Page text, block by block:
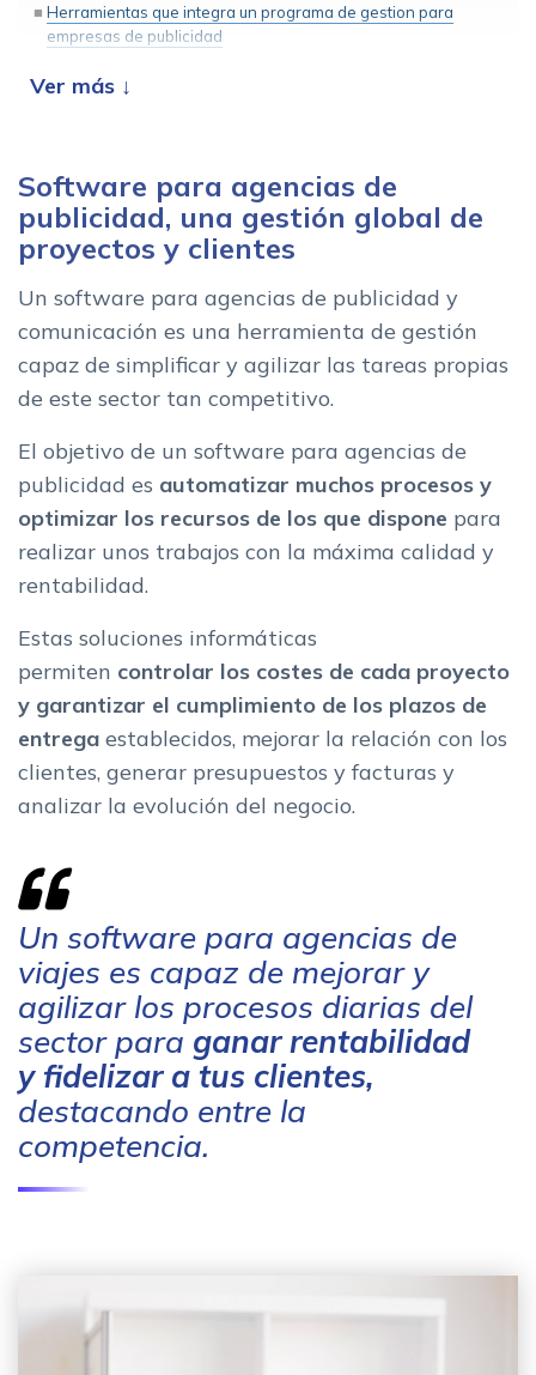
Herramientas que integra un programa de gestion para
empresas de publicidad
marketing y comunicacion
Software para agencias de
publicidad, una gestión global de
proyectos y clientes
Un software para agencias de publicidad y
comunicación es una herramienta de gestión
capaz de simplificar y agilizar las tareas propias
de este sector tan competitivo.
El objetivo de un software para agencias de
publicidad es automatizar muchos procesos y
optimizar los recursos de los que dispone para
realizar unos trabajos con la máxima calidad y
rentabilidad.
Estas soluciones informáticas
permiten controlar los costes de cada proyecto
y garantizar el cumplimiento de los plazos de
entrega establecidos, mejorar la relación con los
clientes, generar presupuestos y facturas y
analizar la evolución del negocio.
Un software para agencias de
viajes es capaz de mejorar y
agilizar los procesos diarias del
sector para ganar rentabilidad
y fidelizar a tus clientes,
destacando entre la
competencia.